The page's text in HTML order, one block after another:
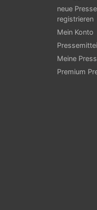
neue
registrieren
Mein Konto
Meine
Premium